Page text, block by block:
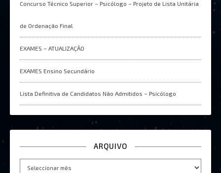
Concurso Técnico Superior – Psicólogo – Projeto de Lista Unitária
de Ordenação Final
EXAMES – ATUALIZAÇÂO
EXAMES Ensino Secundário
Lista Definitiva de Candidatos Não Admitidos – Psicólogo
ARQUIVO
Arquivo